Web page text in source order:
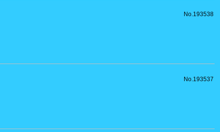
No.193538
No.193537